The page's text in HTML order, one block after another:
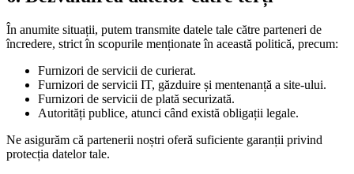
În anumite situații, putem transmite datele tale către parteneri de
încredere, strict în scopurile menționate în această politică, precum:
Furnizori de servicii de curierat.
Furnizori de servicii IT, găzduire și mentenanță a site-ului.
Furnizori de servicii de plată securizată.
Autorități publice, atunci când există obligații legale.
Ne asigurăm că partenerii noștri oferă suficiente garanții privind
protecția datelor tale.